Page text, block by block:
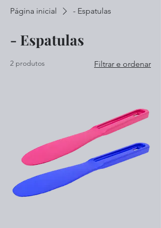
Página inicial
- Espatulas
- Espatulas
2 produtos Filtrar e ordenar